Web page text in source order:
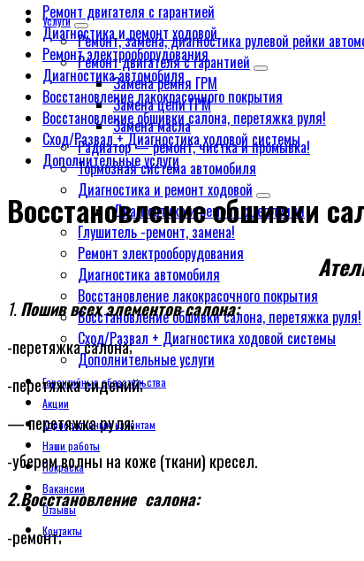
Услуги
Ремонт, замена, диагностика рулевой рейки
Ремонт двигателя с гарантией
Замена ремня ГРМ
Замена цепи ГРМ
Замена масла
Радиатор — ремонт, чистка и промывка!
Тормозная система автомобиля
Диагностика и ремонт ходовой
Диагностика и ремонт сцепления
Глушитель -ремонт, замена!
Ремонт электрооборудования
Диагностика автомобиля
Восстановление лакокрасочного покрытия
Восстановление обшивки салона, перетяжка руля!
Сход/Развал + Диагностика ходовой системы
Дополнительные услуги
Гарантийные обязательства
Акции
Корпоративным клиентам
Наши работы
Покраска
Вакансии
Отзывы
Контакты
Ремонт двигателя с гарантией
Диагностика и ремонт ходовой
Ремонт электрооборудования
Диагностика автомобиля
Восстановление лакокрасочного покрытия
Восстановление обшивки салона, перетяжка руля!
Сход/Развал + Диагностика ходовой системы
Дополнительные услуги
Восстановление обшивки
1.Пошив всех элементов салона:
-перетяжка салона;
-перетяжка сидений;
— перетяжка руля;
-уберем волны на коже (ткани) кресел.
2.Восстановление салона:
-ремонт;